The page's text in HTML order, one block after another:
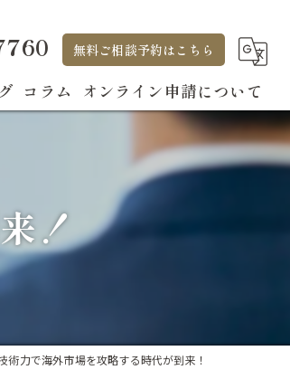
無料ご相談予約はこちら
コラム オンライン申請について
！
術力で海外市場を攻略する時代が到来！